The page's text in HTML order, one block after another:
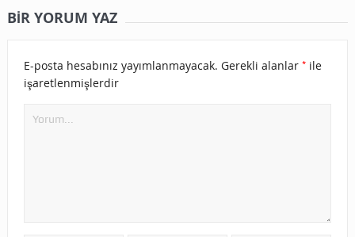
BIR YORUM YAZ
E-posta hesabınız yayımlanmayacak. Gerekli alanlar *ile
işaretlenmişlerdir